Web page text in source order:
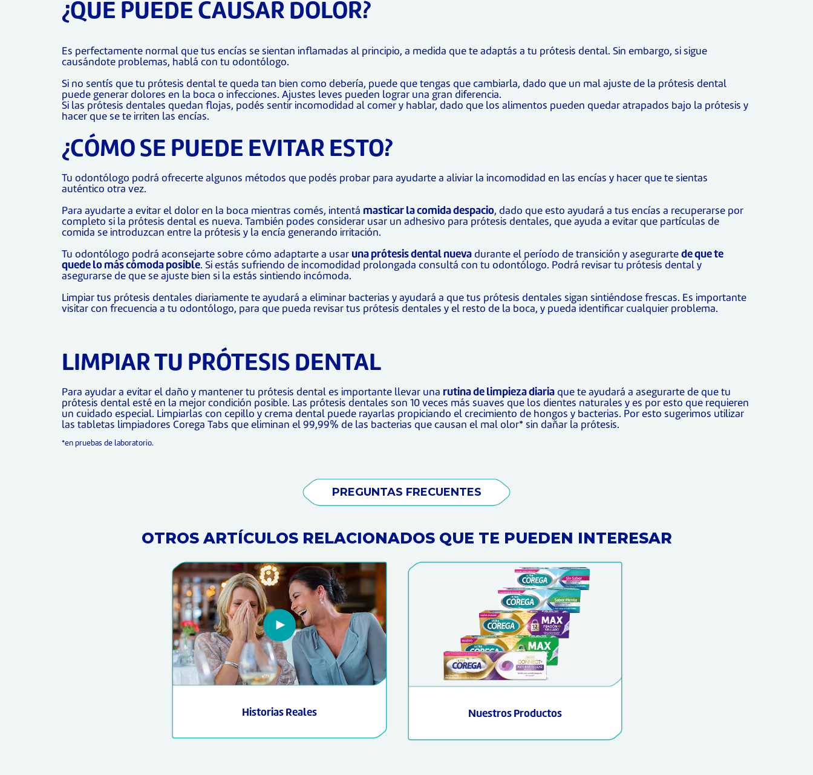
¿QUÉ PUEDE CAUSAR DOLOR?
Es perfectamente normal que tus encías se sientan inflamadas al principio, a medida que te adaptás a tu prótesis dental. Sin embargo, si sigue
causándote problemas, hablá con tu odontólogo.
Si no sentís que tu prótesis dental te queda tan bien como debería, puede que tengas que cambiarla, dado que un mal ajuste de la prótesis dental
puede generar dolores en la boca o infecciones. Ajustes leves pueden lograr una gran diferencia.
Si las prótesis dentales quedan flojas, podés sentir incomodidad al comer y hablar, dado que los alimentos pueden quedar atrapados bajo la prótesis y
hacer que se te irriten las encías.
¿CÓMO SE PUEDE EVITAR ESTO?
Tu odontólogo podrá ofrecerte algunos métodos que podés probar para ayudarte a aliviar la incomodidad en las encías y hacer que te sientas
auténtico otra vez.
Para ayudarte a evitar el dolor en la boca mientras comés, intentá masticar la comida despacio, dado que esto ayudará a tus encías a recuperarse por
completo si la prótesis dental es nueva. También podes considerar usar un adhesivo para prótesis dentales, que ayuda a evitar que partículas de
comida se introduzcan entre la prótesis y la encía generando irritación.
Tu odontólogo podrá aconsejarte sobre cómo adaptarte a usar una prótesis dental nueva durante el período de transición y asegurarte de que te
quede lo más cómoda posible. Si estás sufriendo de incomodidad prolongada consultá con tu odontólogo. Podrá revisar tu prótesis dental y
asegurarse de que se ajuste bien si la estás sintiendo incómoda.
Limpiar tus prótesis dentales diariamente te ayudará a eliminar bacterias y ayudará a que tus prótesis dentales sigan sintiéndose frescas. Es importante
visitar con frecuencia a tu odontólogo, para que pueda revisar tus prótesis dentales y el resto de la boca, y pueda identificar cualquier problema.
LIMPIAR TU PRÓTESIS DENTAL
Para ayudar a evitar el daño y mantener tu prótesis dental es importante llevar una rutina de limpieza diaria que te ayudará a asegurarte de que tu
prótesis dental esté en la mejor condición posible. Las prótesis dentales son 10 veces más suaves que los dientes naturales y es por esto que requieren
un cuidado especial. Limpiarlas con cepillo y crema dental puede rayarlas propiciando el crecimiento de hongos y bacterias. Por esto sugerimos utilizar
las tabletas limpiadores Corega Tabs que eliminan el 99,99% de las bacterias que causan el mal olor* sin dañar la prótesis.
*en pruebas de laboratorio.
PREGUNTAS FRECUENTES
OTROS ARTÍCULOS RELACIONADOS QUE TE PUEDEN INTERESAR
Historias Reales Nuestros Productos